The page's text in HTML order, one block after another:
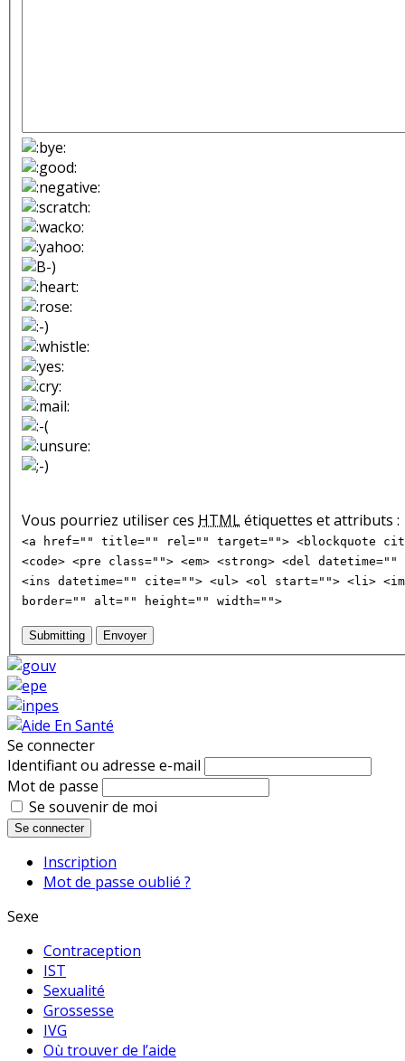
Vous pourriez utiliser ces HTMLétiquettes et attributs :
<a href="" title="" rel="" target=""> <blockquote
<code> <pre class=""> <em> <strong> <del
<ins datetime="" cite=""> <ul> <ol start=""> <li>
border="" alt="" height="" width="">
Submitting Envoyer
Se connecter
Identifiant ou adresse e-mail
Mot de passe
Se souvenir de moi
Se connecter
Inscription
Mot de passe oublié ?
Sexe
Contraception
IST
Sexualité
Grossesse
IVG
Où trouver de l’aide